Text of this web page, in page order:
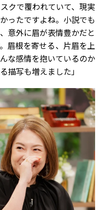
クで覆われていて、現実
ったですよね。小説でも
意外に眉が表情豊かだと
眉根を寄せる、片眉を上
な感情を抱いているのか
描写も増えました」